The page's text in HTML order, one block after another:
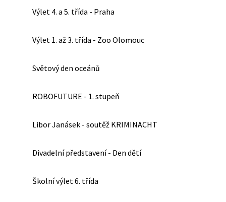
Výlet 4. a 5. třída - Praha
Výlet 1. až 3. třída - Zoo Olomouc
Světový den oceánů
ROBOFUTURE - 1. stupeň
Libor Janásek - soutěž KRIMINACHT
Divadelní představení - Den dětí
Školní výlet 6. třída